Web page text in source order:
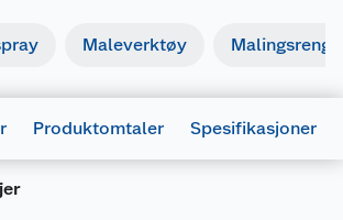
Maleverktøy
Produktomtaler Spesifikasjoner
langtidsvirkning, for liv i vann.